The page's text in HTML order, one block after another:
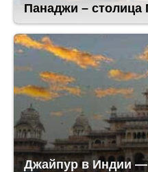
Панаджи – столица
Джайпур в Индии —